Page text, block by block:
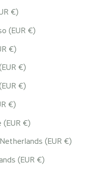
€)
(EUR €)
€)
€)
€)
€)
(EUR €)
(EUR €)
(EUR €)